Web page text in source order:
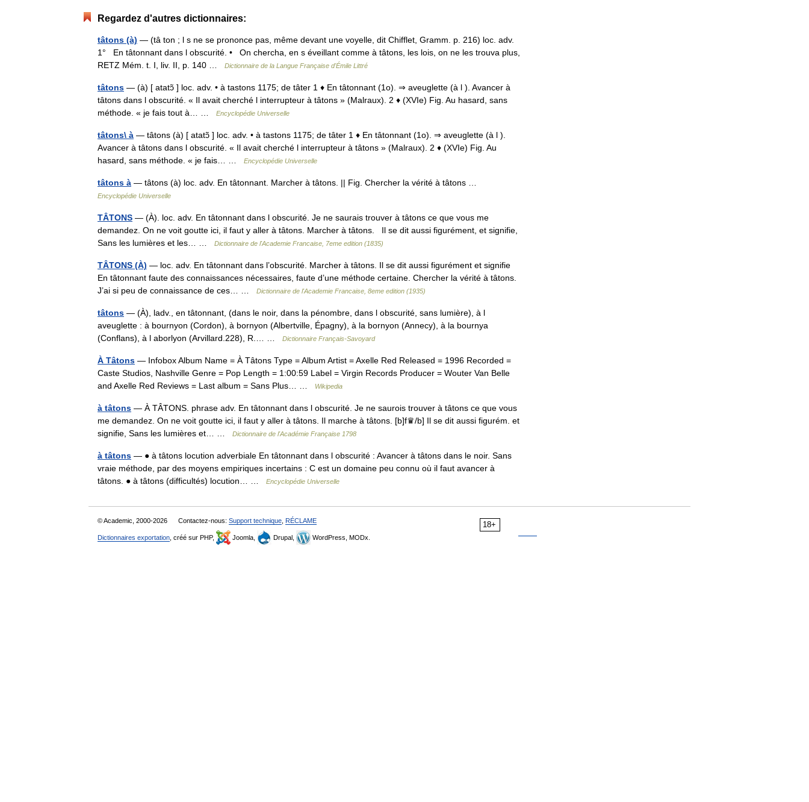
Regardez d'autres dictionnaires:
tâtons (à) — (tâ ton ; l s ne se prononce pas, même devant une voyelle, dit Chifflet, Gramm. p. 216) loc. adv.
1° En tâtonnant dans l obscurité. • On chercha, en s éveillant comme à tâtons, les lois, on ne les trouva plus,
RETZ Mém. t. I, liv. II, p. 140 …
Dictionnaire de la Langue Française d'Émile Littré
tâtons — (à) [ atatɔ̃ ] loc. adv. • à tastons 1175; de tâter 1 ♦ En tâtonnant (1o). ⇒ aveuglette (à l ). Avancer à
tâtons dans l obscurité. « Il avait cherché l interrupteur à tâtons » (Malraux). 2 ♦ (XVIe) Fig. Au hasard, sans
méthode. « je fais tout à… …
Encyclopédie Universelle
tâtons\ à — tâtons (à) [ atatɔ̃ ] loc. adv. • à tastons 1175; de tâter 1 ♦ En tâtonnant (1o). ⇒ aveuglette (à l ).
Avancer à tâtons dans l obscurité. « Il avait cherché l interrupteur à tâtons » (Malraux). 2 ♦ (XVIe) Fig. Au
hasard, sans méthode. « je fais… …
Encyclopédie Universelle
tâtons à — tâtons (à) loc. adv. En tâtonnant. Marcher à tâtons. || Fig. Chercher la vérité à tâtons …
Encyclopédie Universelle
TÂTONS — (À). loc. adv. En tâtonnant dans l obscurité. Je ne saurais trouver à tâtons ce que vous me
demandez. On ne voit goutte ici, il faut y aller à tâtons. Marcher à tâtons. Il se dit aussi figurément, et signifie,
Sans les lumières et les… …
Dictionnaire de l'Academie Francaise, 7eme edition (1835)
TÂTONS (À) — loc. adv. En tâtonnant dans l’obscurité. Marcher à tâtons. Il se dit aussi figurément et signifie
En tâtonnant faute des connaissances nécessaires, faute d’une méthode certaine. Chercher la vérité à tâtons.
J’ai si peu de connaissance de ces… …
Dictionnaire de l'Academie Francaise, 8eme edition (1935)
tâtons — (À), ladv., en tâtonnant, (dans le noir, dans la pénombre, dans l obscurité, sans lumière), à l
aveuglette : à bournyon (Cordon), à bornyon (Albertville, Épagny), à la bornyon (Annecy), à la bournya
(Conflans), à l aborlyon (Arvillard.228), R.… …
Dictionnaire Français-Savoyard
À Tâtons — Infobox Album Name = À Tâtons Type = Album Artist = Axelle Red Released = 1996 Recorded =
Caste Studios, Nashville Genre = Pop Length = 1:00:59 Label = Virgin Records Producer = Wouter Van Belle
and Axelle Red Reviews = Last album = Sans Plus… …
Wikipedia
à tâtons — À TÂTONS. phrase adv. En tâtonnant dans l obscurité. Je ne saurois trouver à tâtons ce que vous
me demandez. On ne voit goutte ici, il faut y aller à tâtons. Il marche à tâtons. [b]f♛/b] Il se dit aussi figurém. et
signifie, Sans les lumières et… …
Dictionnaire de l'Académie Française 1798
à tâtons — ● à tâtons locution adverbiale En tâtonnant dans l obscurité : Avancer à tâtons dans le noir. Sans
vraie méthode, par des moyens empiriques incertains : C est un domaine peu connu où il faut avancer à
tâtons. ● à tâtons (difficultés) locution… …
Encyclopédie Universelle
18+
© Academic, 2000-2026 Contactez-nous: Support technique RÉCLAME
Dictionnaires exportation , créé sur PHP, Joomla, Drupal, WordPress, MODx.